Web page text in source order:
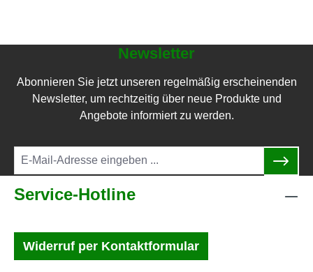
Newsletter
Abonnieren Sie jetzt unseren regelmäßig erscheinenden
Newsletter, um rechtzeitig über neue Produkte und
Angebote informiert zu werden.
Service-Hotline
Widerruf per Kontaktformular